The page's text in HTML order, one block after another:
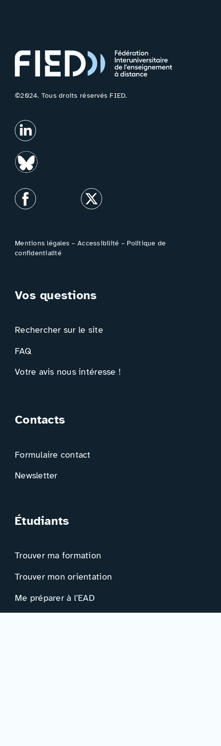
©2024. Tous droits réservés FIED.
Mentions légales –Accessibilité – Politique de
confidentialité
Vos questions
Rechercher sur le site
FAQ
Votre avis nous intéresse !
Contacts
Formulaire contact
Newsletter
Étudiants
Trouver ma formation
Trouver mon orientation
Me préparer à l’EAD